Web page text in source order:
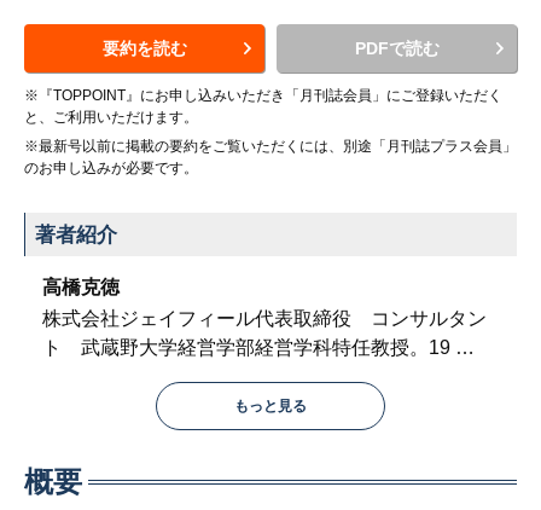
要約を読む PDFで読む
※『TOPPOINT』にお申し込みいただき「月刊誌会員」にご登録いただく
と、ご利用いただけます。
※最新号以前に掲載の要約をご覧いただくには、別途「月刊誌プラス会員」
のお申し込みが必要です。
著者紹介
高橋克徳
株式会社ジェイフィール代表取締役 コンサルタン
ト 武蔵野大学経営学部経営学科特任教授。19 …
もっと見る
概要